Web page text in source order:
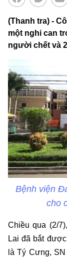
(Thanh tra) -
một nghi can
người chết và
Bệnh viện
cho
Chiều qua (2/
Lai đã bắt
là Tý Cưng,